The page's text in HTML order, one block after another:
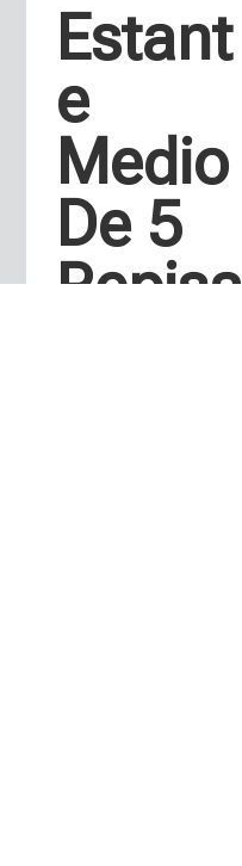
Estant
e
Medio
De 5
Repisa